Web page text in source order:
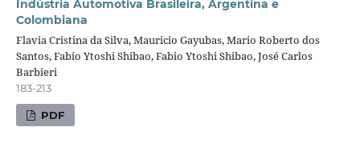
Indústria Automotiva Brasileira, Argentina e
Colombiana
Flavia Cristina da Silva, Mauricio Gayubas, Mario Roberto dos
Santos, Fabio Ytoshi Shibao, Fabio Ytoshi Shibao, José Carlos
Barbieri
183-213
PDF